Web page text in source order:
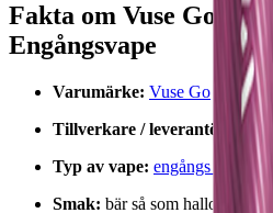
Fakta om Vuse Go
Engångsvape
Varumärke: Vuse Go
Tillverkare / leverantör:
Typ av vape: engångs vape
Smak: bär så som hallon,